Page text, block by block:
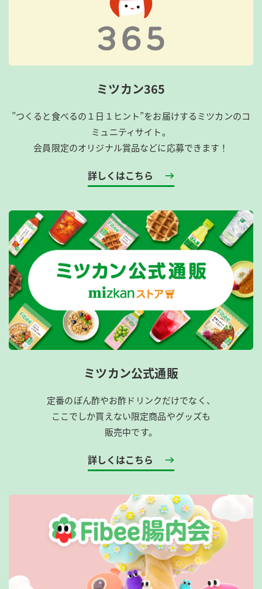
ミツカン365
”つくると食べるの１日１ヒント”をお届けするミツカンのコ
ミュニティサイト。
会員限定のオリジナル賞品などに応募できます！
詳しくはこちら
ミツカン公式通販
定番のぽん酢やお酢ドリンクだけでなく、
ここでしか買えない限定商品やグッズも
販売中です。
詳しくはこちら